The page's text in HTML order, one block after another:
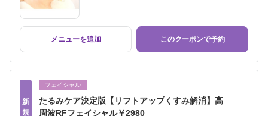
メニューを追加 このクーポンで予約
新
規
フェイシャル
たるみケア決定版【リフトアップくすみ解消】高
周波RFフェイシャル￥2980